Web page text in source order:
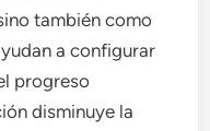
también como
a configurar
progreso
disminuye la